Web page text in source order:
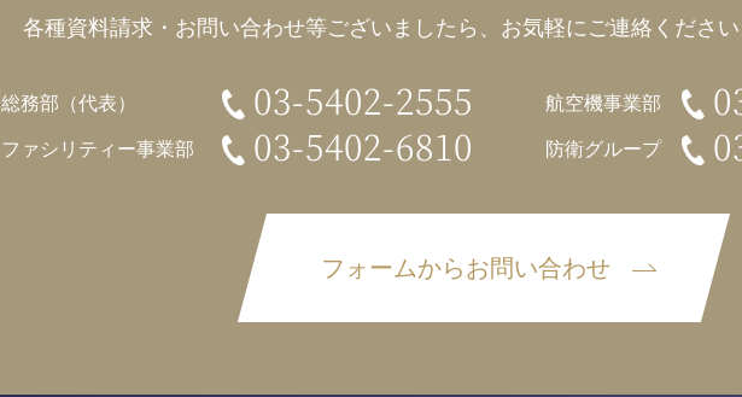
各種資料請求・お問い合わせ等ございましたら、 お気軽にご連絡くださ
フォームからお問い合わせ
総務部（代表） 03-5402-2555
ファシリティー事業部 03-5402-6810
航空機事業部
防衛グループ